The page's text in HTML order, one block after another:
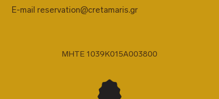
E-mail reservation@cretamaris.gr
MHTE 1039K015A003800